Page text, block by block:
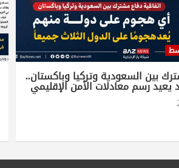
بين السعودية وتركيا وباكستان..
رسم معادلات الأمن الإقليمي